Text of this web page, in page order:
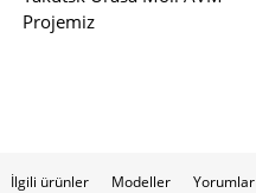
Projemiz
İlgili ürünler Modeller Yorumlar